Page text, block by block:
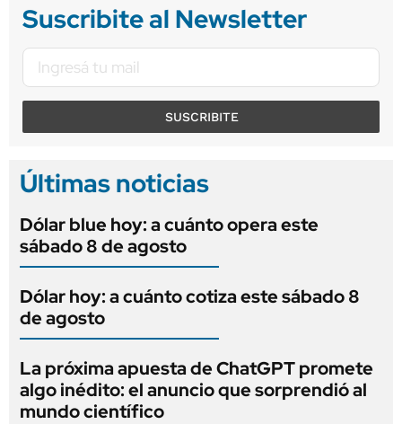
Suscribite al Newsletter
SUSCRIBITE
Últimas noticias
Dólar blue hoy: a cuánto opera este
sábado 8 de agosto
Dólar hoy: a cuánto cotiza este sábado 8
de agosto
La próxima apuesta de ChatGPT promete
algo inédito: el anuncio que sorprendió al
mundo científico